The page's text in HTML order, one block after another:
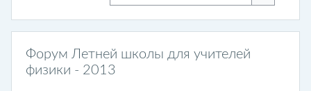
Искать
Форум Летней школы для учителей
физики - 2013